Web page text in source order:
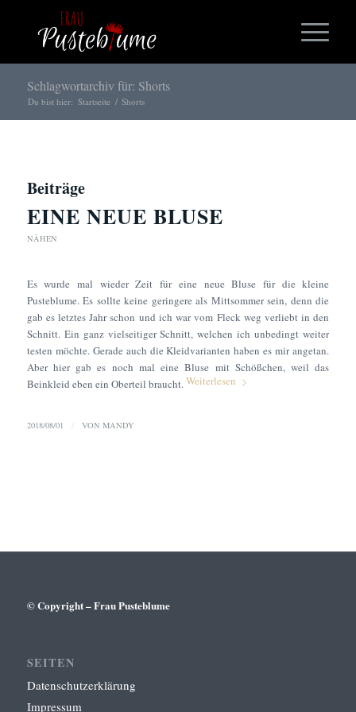
Schlagwortarchiv für: Shorts
Du bist hier: Startseite / Shorts
Beiträge
EINE NEUE BLUSE
NÄHEN
Es wurde mal wieder Zeit für eine neue Bluse für die kleine
Pusteblume. Es sollte keine geringere als Mittsommer sein, denn die
gab es letztes Jahr schon und ich war vom Fleck weg verliebt in den
Schnitt. Ein ganz vielseitiger Schnitt, welchen ich unbedingt weiter
testen möchte. Gerade auch die Kleidvarianten haben es mir angetan.
Aber hier gab es noch mal eine Bluse mit Schößchen, weil das
Beinkleid eben ein Oberteil braucht.Weiterlesen
2018/08/01 / VON MANDY
© Copyright – Frau Pusteblume
SEITEN
Datenschutzerklärung
Impressum